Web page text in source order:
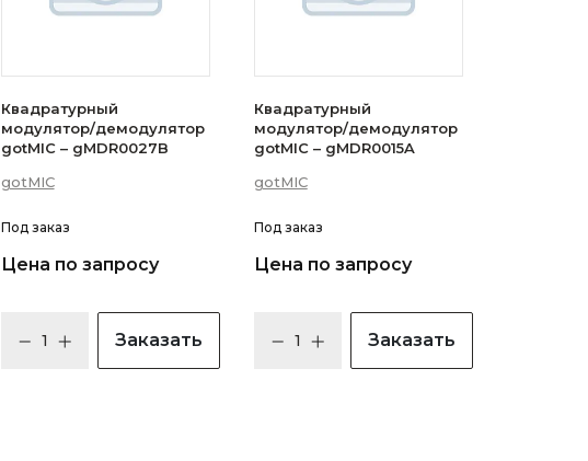
Квадратурный
модулятор/демодулятор
gotMIC – gMDR0027B
gotMIC
Под заказ
Цена по запросу
Заказать
Квадратурный
модулятор/демодулятор
gotMIC – gMDR0015A
gotMIC
Под заказ
Цена по запросу
Заказать